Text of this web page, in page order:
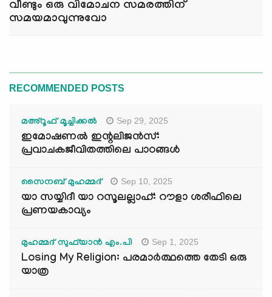
വീണ്ടും ഒരു വിമോചന സമരത്തിന്
സമയമാവുന്നുവോ
RECOMMENDED POSTS
മഅ്റൂഫ് മൂച്ചിക്കല്‍ Sep 29, 2025
ഇമോഷണൽ ഇന്റലിജൻസ്:
പ്രവാചകജീവിതത്തിലെ പാഠങ്ങൾ
സൈനബ് മുഹമ്മദ് Sep 10, 2025
യാ സയ്യിദീ യാ റസൂലല്ലാഹ്: റൗളാ ശരീഫിലെ
പ്രണയകാവ്യം
മുഹമ്മദ് സുഫ്‌യാൻ എം.പി Sep 1, 2025
Losing My Religion: പരമാർത്ഥത്തെ തേടി ഒരു
യാത്ര